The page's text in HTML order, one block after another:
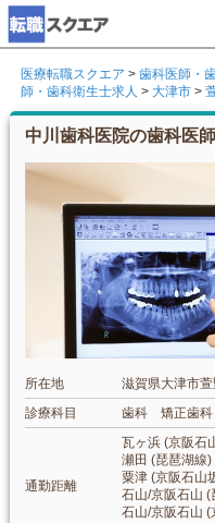
医療転職スクエア > 歯科医師・
師・歯科衛生士求人 > 大津市 >
中川歯科医院の歯科医
所在地
滋賀県大津市萱
診療科目
歯科 矯正歯
通勤距離
瓦ヶ浜 (京阪石
瀬田 (琵琶湖線
粟津 (京阪石山
石山/京阪石山
石山/京阪石山